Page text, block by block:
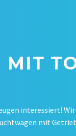
MIT
interessiert!
mit